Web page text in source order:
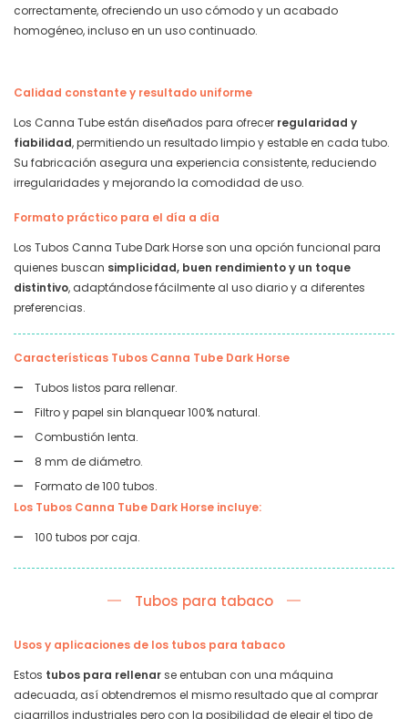
correctamente, ofreciendo un uso cómodo y un acabado
homogéneo, incluso en un uso continuado.
Calidad constante y resultado uniforme
Los Canna Tube están diseñados para ofrecer regularidad y
fiabilidad, permitiendo un resultado limpio y estable en cada tubo.
Su fabricación asegura una experiencia consistente, reduciendo
irregularidades y mejorando la comodidad de uso.
Formato práctico para el día a día
Los Tubos Canna Tube Dark Horse son una opción funcional para
quienes buscan simplicidad, buen rendimiento y un toque
distintivo, adaptándose fácilmente al uso diario y a diferentes
preferencias.
Características Tubos Canna Tube Dark Horse
Tubos listos para rellenar.
Filtro y papel sin blanquear 100% natural.
Combustión lenta.
8 mm de diámetro.
Formato de 100 tubos.
Los Tubos Canna Tube Dark Horse incluye:
100 tubos por caja.
Tubos para tabaco
Usos y aplicaciones de los tubos para tabaco
Estos tubos para rellenarse entuban con una máquina
adecuada, así obtendremos el mismo resultado que al comprar
cigarrillos industriales pero con la posibilidad de elegir el tipo de